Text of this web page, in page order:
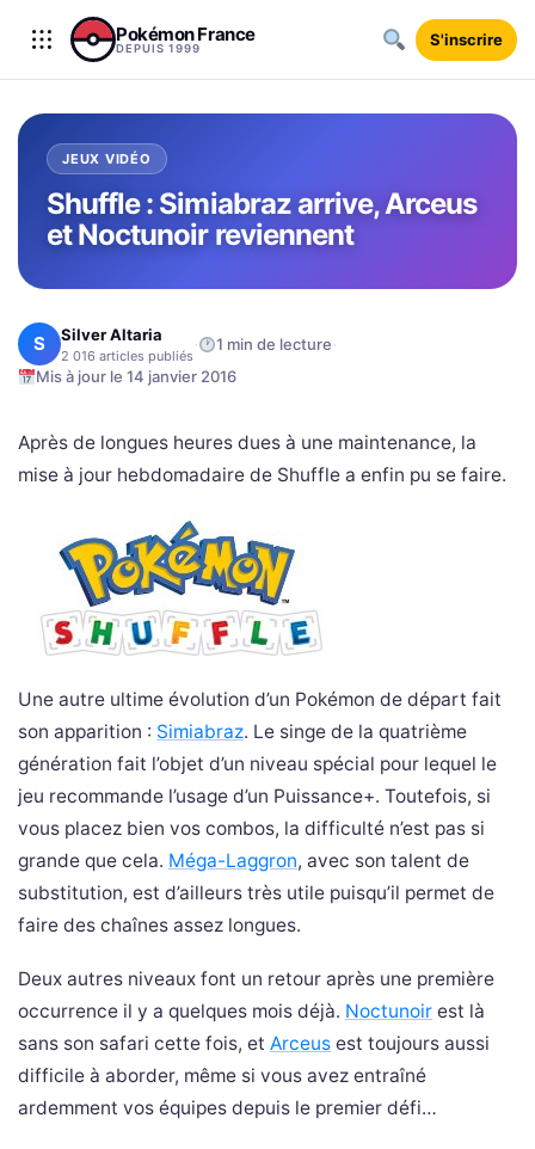
Aller au contenu
Pokémon France
DEPUIS 1999 S'inscrire
JEUX VIDÉO
Shuffle : Simiabraz arrive, Arceus
et Noctunoir reviennent
S Silver Altaria
2 016 articles publiés · 1 min de lecture·
Mis à jour le 14 janvier 2016
Après de longues heures dues à une maintenance, la
mise à jour hebdomadaire de Shuffle a enfin pu se faire.
Une autre ultime évolution d’un Pokémon de départ fait
son apparition : Simiabraz. Le singe de la quatrième
génération fait l’objet d’un niveau spécial pour lequel le
jeu recommande l’usage d’un Puissance+. Toutefois, si
vous placez bien vos combos, la difficulté n’est pas si
grande que cela. Méga-Laggron, avec son talent de
substitution, est d’ailleurs très utile puisqu’il permet de
faire des chaînes assez longues.
Deux autres niveaux font un retour après une première
occurrence il y a quelques mois déjà. Noctunoir est là
sans son safari cette fois, et Arceus est toujours aussi
difficile à aborder, même si vous avez entraîné
ardemment vos équipes depuis le premier défi…